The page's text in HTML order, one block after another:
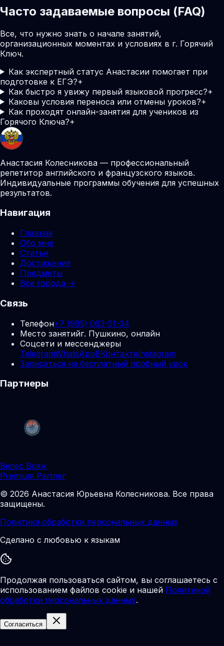
Часто задаваемые вопросы (FAQ)
Все, что нужно знать о начале занятий,
организационных моментах и условиях в г. Горячий
Ключ.
Как экспертный статус Анастасии помогает при
подготовке к ЕГЭ?+
Как быстро я увижу первый языковой прогресс?+
Каковы условия переноса или отмены уроков?+
Как проходят онлайн-занятия для учеников из
Горячого Ключа?+
Анастасия Колесникова — профессиональный
репетитор английского и французского языков.
Индивидуальные программы обучения для успешных
результатов.
Навигация
Главная
Обо мне
Статьи
Достижения
Предметы
Все города →
Связь
Телефон+7 (985) 063-51-34
Место занятийг. Пушкино, онлайн
Соцсети и мессенджеры
TelegramWhatsAppВКонтактеInstagram
Записаться на бесплатный пробный урок
Партнеры
Велес Вояж
Premium Partner
© 2026 Анастасия Юрьевна Колесникова. Все права
защищены.
Политика обработки персональных данных
Сделано с любовью к языкам
Продолжая пользоваться сайтом, вы соглашаетесь с
использованием файлов cookie и нашей Политикой
обработки персональных данных.
Согласиться